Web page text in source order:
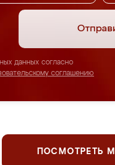
данных согласно
соглашению
ПОСМОТРЕТЬ